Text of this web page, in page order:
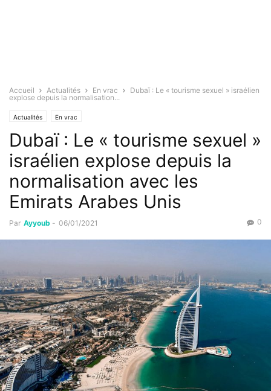
Accueil Actualités En vrac
Dubaï : Le « tourisme sexuel » israélien
explose depuis la normalisation...
Actualités En vrac
Dubaï : Le « tourisme sexuel »
israélien explose depuis la
normalisation avec les
Emirats Arabes Unis
Par Ayyoub - 06/01/2021 0